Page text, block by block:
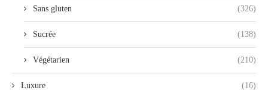
Sans gluten (326)
Sucrée (138)
Végétarien (210)
Luxure (16)